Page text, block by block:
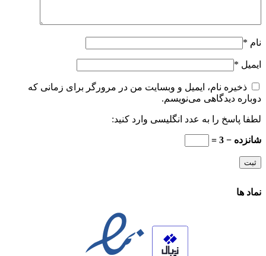
نام *
ایمیل *
ذخیره نام، ایمیل و وبسایت من در مرورگر برای زمانی که
دوباره دیدگاهی می‌نویسم.
لطفا پاسخ را به عدد انگلیسی وارد کنید:
شانزده − 3 =
نماد ها